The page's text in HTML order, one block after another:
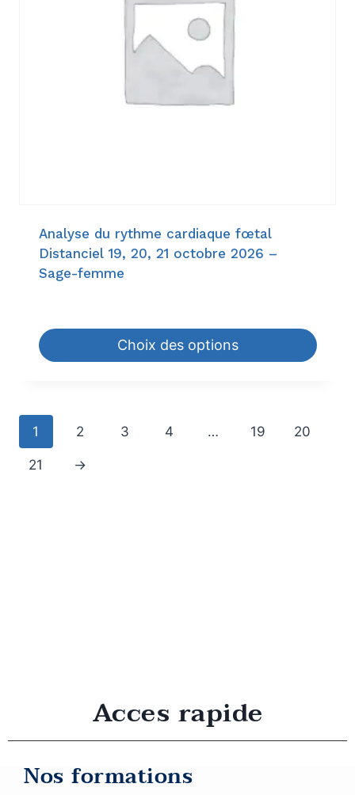
Analyse du rythme cardiaque fœtal
Distanciel 19, 20, 21 octobre 2026 –
Sage-femme
Choix des options
1 2 3 4 … 19 20
21 →
Acces rapide
Nos formations